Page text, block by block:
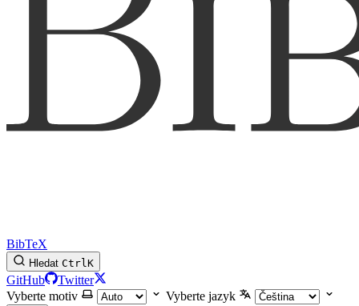
BibTeX
Hledat CtrlK
GitHub
Twitter
Vyberte motiv
Vyberte jazyk